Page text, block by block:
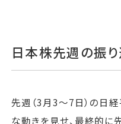
日本株先週の振り
先週（3月3〜7日）の日
な動きを見せ、最終的に